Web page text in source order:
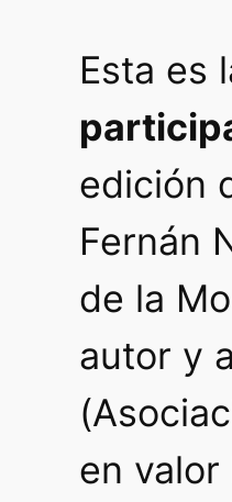
Esta es
edición
Fernán
de la
autor y
en